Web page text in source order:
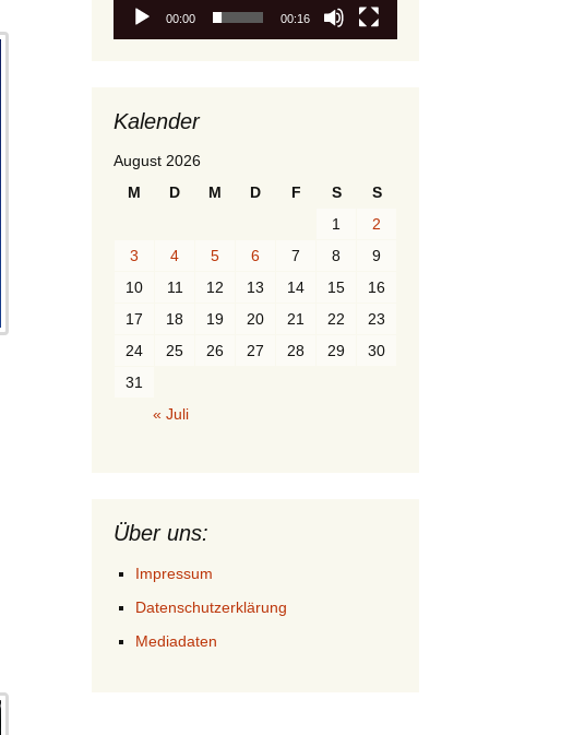
00:00 00:16
Kalender
August 2026
M
D M D F S
S
1
2
3
4 5 6 7 8
9
10
11 12 13 14 15
16
17
18 19 20 21 22
23
24
25 26 27 28 29
30
31
« Juli
Über uns:
Impressum
Datenschutzerklärung
Mediadaten